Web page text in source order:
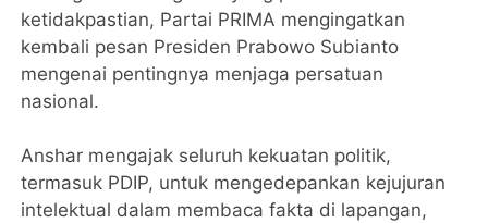
ketidakpastian, Partai PRIMA mengingatkan
kembali pesan Presiden Prabowo Subianto
mengenai pentingnya menjaga persatuan
nasional.
​Anshar mengajak seluruh kekuatan politik,
termasuk PDIP, untuk mengedepankan kejujuran
intelektual dalam membaca fakta di lapangan,